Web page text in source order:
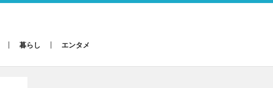
暮らし エンタメ